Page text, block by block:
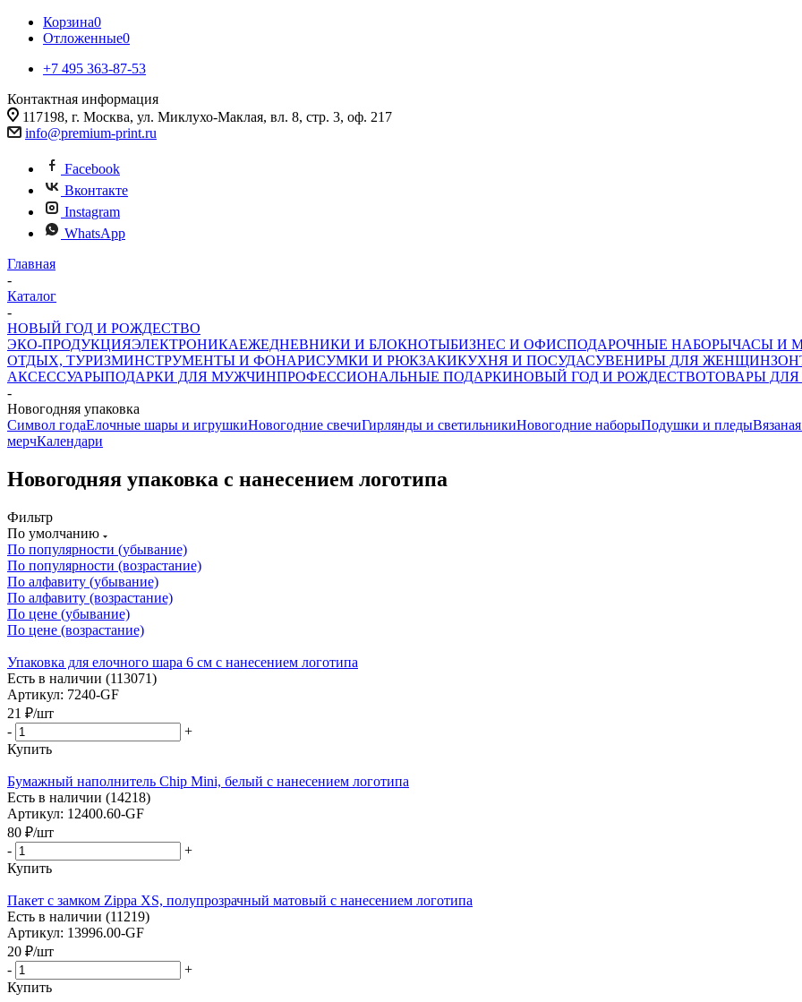
Корзина0
Отложенные0
+7 495 363-87-53
Контактная информация
117198, г. Москва, ул. Миклухо-Маклая, вл. 8, стр. 3, оф. 217
info@premium-print.ru
Facebook
Вконтакте
Instagram
WhatsApp
Главная
-
Каталог
-
НОВЫЙ ГОД И РОЖДЕСТВО
ЭКО-ПРОДУКЦИЯЭЛЕКТРОНИКАЕЖЕДНЕВНИКИ И БЛОКНОТЫБИЗНЕС И ОФИСПОДАРОЧНЫЕ НАБОРЫЧАСЫ И
ОТДЫХ, ТУРИЗМИНСТРУМЕНТЫ И ФОНАРИСУМКИ И РЮКЗАКИКУХНЯ И ПОСУДАСУВЕНИРЫ ДЛЯ ЖЕНЩИН
АКСЕССУАРЫПОДАРКИ ДЛЯ МУЖЧИНПРОФЕССИОНАЛЬНЫЕ ПОДАРКИНОВЫЙ ГОД И РОЖДЕСТВОТОВАРЫ ДЛЯ
-
Новогодняя упаковка
Символ годаЕлочные шары и игрушкиНовогодние свечиГирлянды и светильникиНовогодние наборыПодушки и пледы
мерчКалендари
Новогодняя упаковка с нанесением логотипа
Фильтр
По умолчанию
По популярности (убывание)
По популярности (возрастание)
По алфавиту (убывание)
По алфавиту (возрастание)
По цене (убывание)
По цене (возрастание)
Упаковка для елочного шара 6 см с нанесением логотипа
Есть в наличии (113071)
Артикул: 7240-GF
21 ₽/шт
-
+
Купить
Бумажный наполнитель Chip Mini, белый с нанесением логотипа
Есть в наличии (14218)
Артикул: 12400.60-GF
80 ₽/шт
-
+
Купить
Пакет с замком Zippa XS, полупрозрачный матовый с нанесением логотипа
Есть в наличии (11219)
Артикул: 13996.00-GF
20 ₽/шт
-
+
Купить